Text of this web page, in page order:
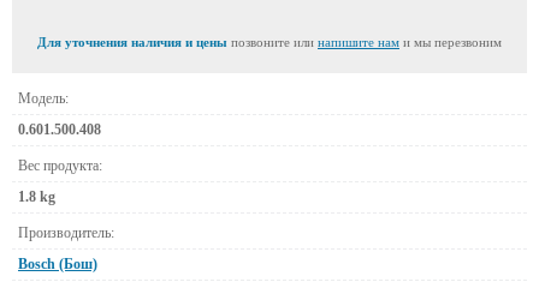
Для уточнения наличия и цены позвоните или напишите нам и мы перезвоним
Модель:
0.601.500.408
Вес продукта:
1.8 kg
Производитель:
Bosch (Бош)